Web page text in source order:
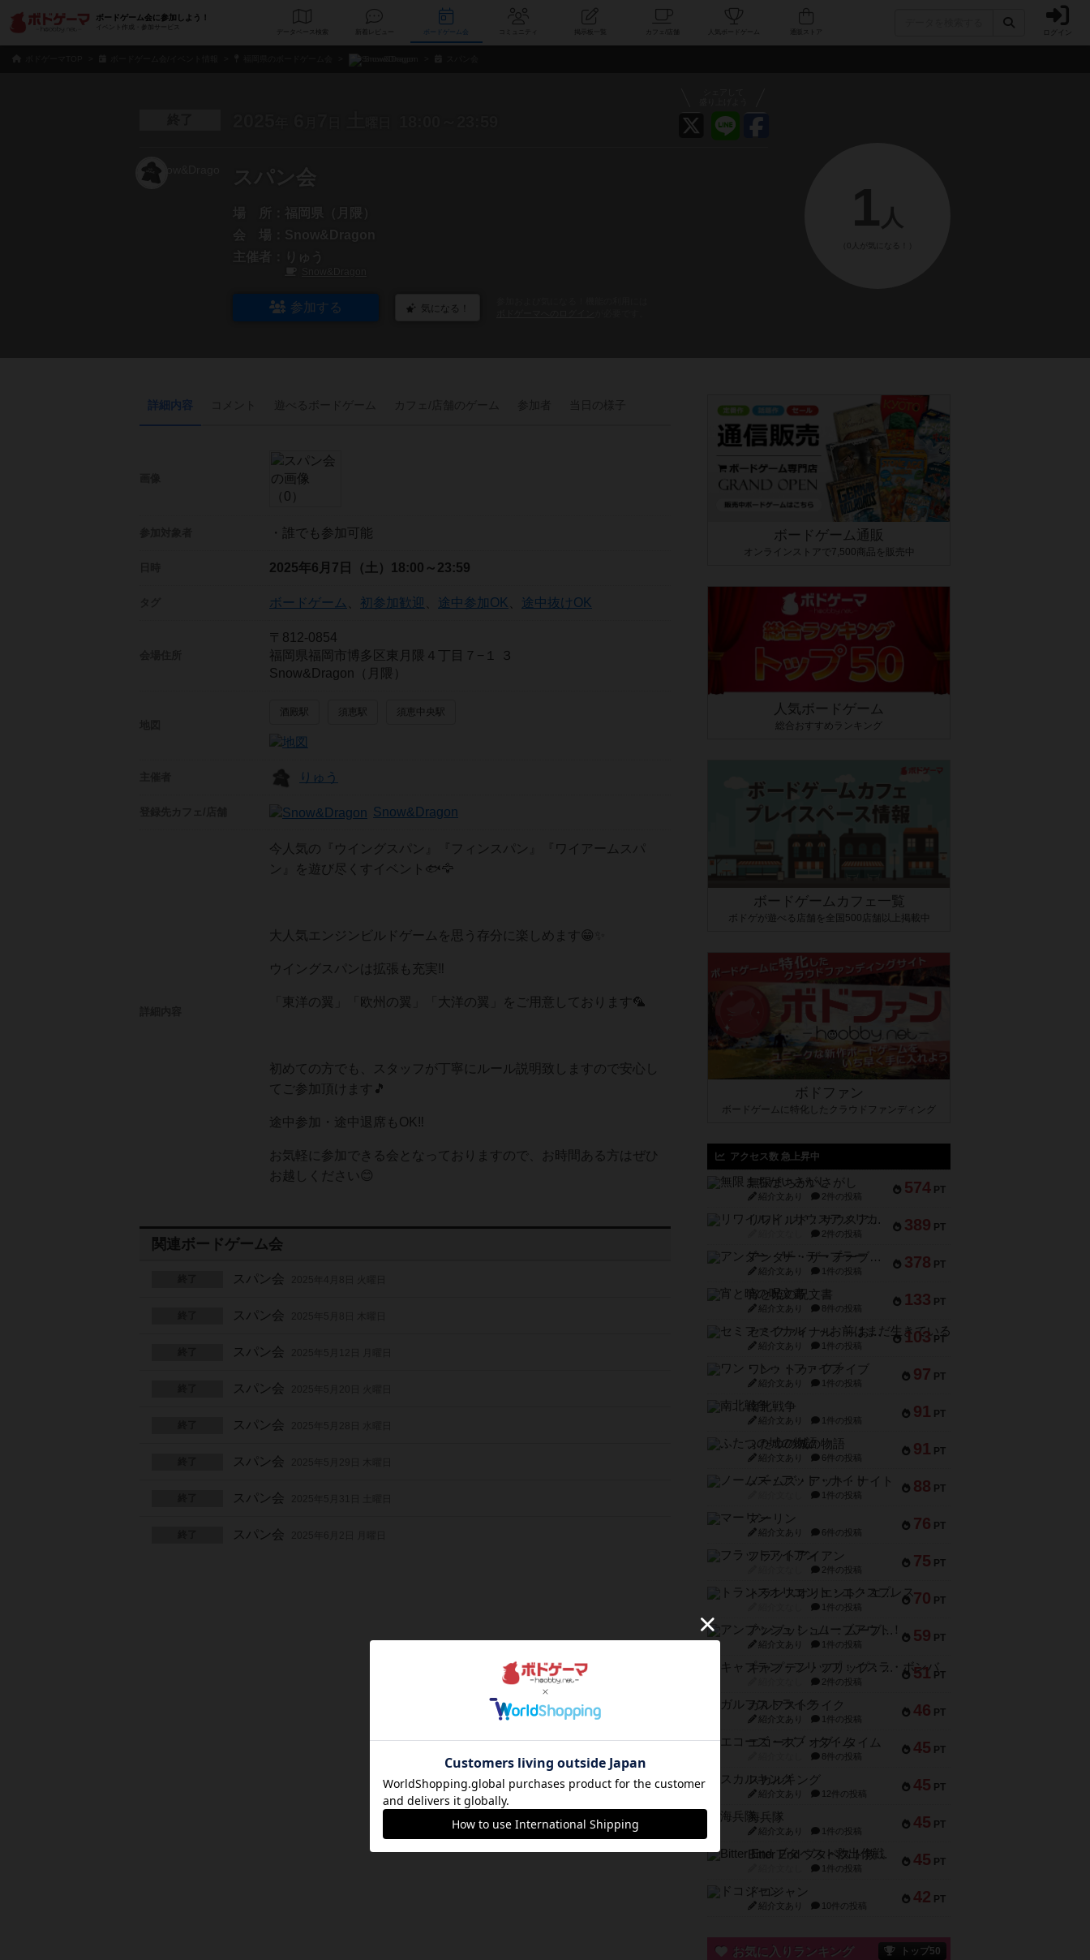
ボードゲーム会に参加しよう！
イベント作成・参加サービス
データベース 新着レビュー コミュニティ 人気ボードゲーム ログイン
スパン会
場 所：
福岡県（月隈）
会 場：
Snow&Dragon
主催者：
参加する 気になる！
1 人
（0人が気になる！）
詳細内容
・誰でも参加可能
2025年6月7日（土） 18:00～23:59
ボードゲーム 初参加歓迎 途中参加OK 途中抜けOK
〒812-0854
福岡県福岡市博多区東月隈４丁目７−１ ３
Snow&Dragon（月隈）
酒殿駅 須恵駅 須恵中央駅
りゅう
Snow&Dragon
今人気の『ウイングスパン』『フィンスパン』『ワイアームスパ
ン』を遊び尽くすイベント🐟️🦅
大人気エンジンビルドゲームを思う存分に楽しめます😁✨
ウイングスパンは拡張も充実‼️
「東洋の翼」「欧州の翼」「大洋の翼」をご用意しております🦜
初めての方でも、スタッフが丁寧にルール説明致しますので安心し
てご参加頂けます🎵
途中参加・途中退席もOK‼️
お気軽に参加できる会となっておりますので、お時間ある方はぜひ
お越しください😊
関連ボードゲーム会
スパン会
スパン会
スパン会
スパン会
スパン会
スパン会
スパン会
スパン会
ボードゲーム通販
オンラインストアで7,500商品を販売中
人気ボードゲーム
総合おすすめランキング
ボードゲームカフェ一覧
ボドゲが遊べる店舗を全国500店舗以上掲載中
ボドファン
ボードゲームに特化したクラウドファンディング
アクセス数 急上昇中
574 PT
無限まちがいさがし
紹介文あり 2件の投稿
389 PT
リワイルド：サウスアメリカ
2件の投稿
378 PT
アンダー・ザ・テーブラー
紹介文あり 1件の投稿
133 PT
宵と暁の呪文書
紹介文あり 8件の投稿
103 PT
セミファイナル ～お前はまだ生きている～
紹介文あり 1件の投稿
97 PT
ワン・トゥ・ファイブ
紹介文あり 1件の投稿
91 PT
南北戦争
紹介文あり 1件の投稿
91 PT
ふたつの城の物語
紹介文あり 6件の投稿
88 PT
ノームズ・アット・ナイト
1件の投稿
76 PT
マーリン
紹介文あり 6件の投稿
75 PT
フラットアイアン
2件の投稿
70 PT
トランスオリエント・エクスプレス
1件の投稿
59 PT
アンブッシュ！：ムーブアウト！
紹介文あり 1件の投稿
51 PT
キャプテン・フリップ：イスラ・ボンバ
2件の投稿
46 PT
ガルフストライク
紹介文あり 1件の投稿
45 PT
エコーズ・オブ・タイム
8件の投稿
45 PT
スカルキング
紹介文あり 12件の投稿
45 PT
海兵隊
紹介文あり 1件の投稿
45 PT
Bitter End ブタペスト救出作戦
1件の投稿
42 PT
ドコジャン
紹介文あり 10件の投稿
お気に入りランキング トップ50